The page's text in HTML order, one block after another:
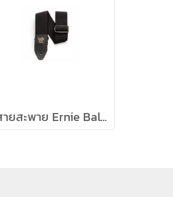
สายสะพาย Ernie Ball (Stretch Comfort)